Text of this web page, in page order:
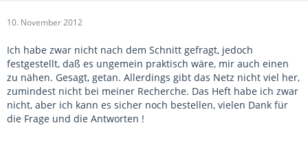
10. November 2012
Ich habe zwar nicht nach dem Schnitt gefragt, jedoch
festgestellt, daß es ungemein praktisch wäre, mir auch einen
zu nähen. Gesagt, getan. Allerdings gibt das Netz nicht viel her,
zumindest nicht bei meiner Recherche. Das Heft habe ich zwar
nicht, aber ich kann es sicher noch bestellen, vielen Dank für
die Frage und die Antworten !